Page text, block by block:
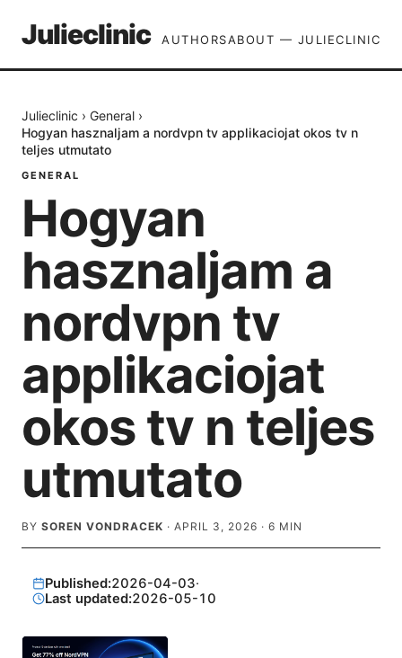
Julieclinic AUTHORSABOUT — JULIECLINIC
Julieclinic › General ›
Hogyan hasznaljam a nordvpn tv applikaciojat okos tv n
teljes utmutato
GENERAL
Hogyan
hasznaljam a
nordvpn tv
applikaciojat
okos tv n teljes
utmutato
BY SOREN VONDRACEK · APRIL 3, 2026 · 6 MIN
Published:2026-04-03·
Last updated:2026-05-10